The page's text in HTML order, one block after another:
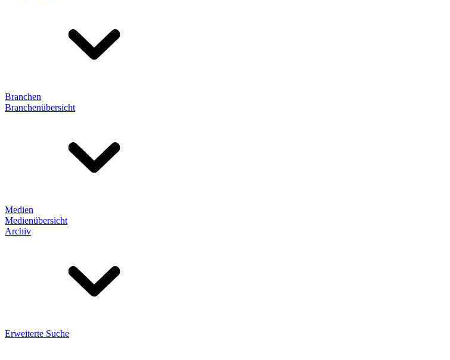
Branchen
Branchenübersicht
Medien
Medienübersicht
Archiv
Erweiterte Suche